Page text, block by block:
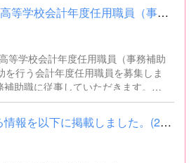
■群馬県立前橋女子高等学校会計年度任用職員（事務補助職）の募集...
等学校会計年度任用職員（事務補助
ンスハイスクール）事業にかかるパ
作成、データ入力・整理事務、電話
事務補助業務全般 ■募集人数 １
入学者選抜に関する情報を以下に掲載しました。(2026.8.4) ■令和...